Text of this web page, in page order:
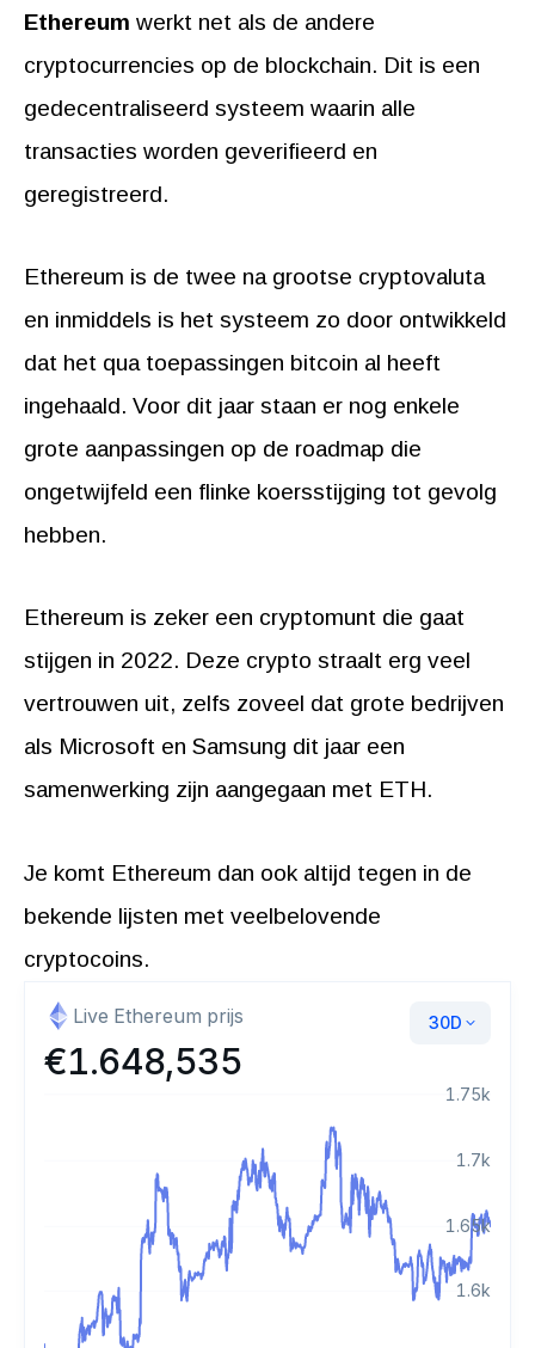
Ethereum werkt net als de andere
cryptocurrencies op de blockchain. Dit is een
gedecentraliseerd systeem waarin alle
transacties worden geverifieerd en
geregistreerd.
Ethereum is de twee na grootse cryptovaluta
en inmiddels is het systeem zo door ontwikkeld
dat het qua toepassingen bitcoin al heeft
ingehaald. Voor dit jaar staan er nog enkele
grote aanpassingen op de roadmap die
ongetwijfeld een flinke koersstijging tot gevolg
hebben.
Ethereum is zeker een cryptomunt die gaat
stijgen in 2022. Deze crypto straalt erg veel
vertrouwen uit, zelfs zoveel dat grote bedrijven
als Microsoft en Samsung dit jaar een
samenwerking zijn aangegaan met ETH.
Je komt Ethereum dan ook altijd tegen in de
bekende lijsten met veelbelovende
cryptocoins.